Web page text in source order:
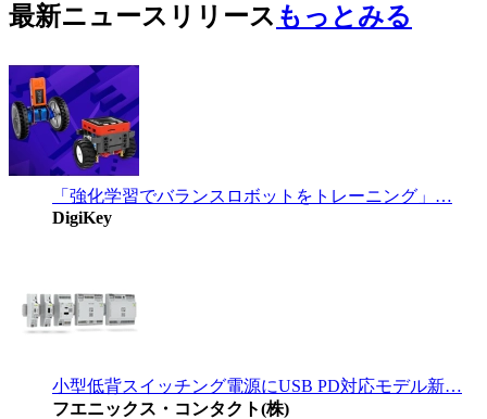
最新ニュースリリース もっとみる
「強化学習でバランスロボットをトレーニング」…
DigiKey
小型低背スイッチング電源にUSB PD対応モデル新…
フエニックス・コンタクト(株)